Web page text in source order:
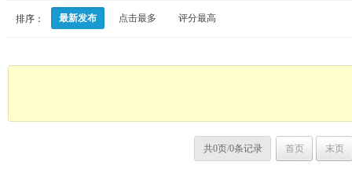
排序： 最新发布 点击最多 评分最高
共0页/0条记录 首页 末页